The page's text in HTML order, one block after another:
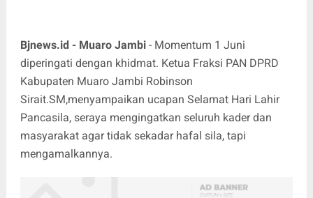
Bjnews.id - Muaro Jambi - Momentum 1 Juni
diperingati dengan khidmat. Ketua Fraksi PAN DPRD
Kabupaten Muaro Jambi Robinson
Sirait.SM,menyampaikan ucapan Selamat Hari Lahir
Pancasila, seraya mengingatkan seluruh kader dan
masyarakat agar tidak sekadar hafal sila, tapi
mengamalkannya.